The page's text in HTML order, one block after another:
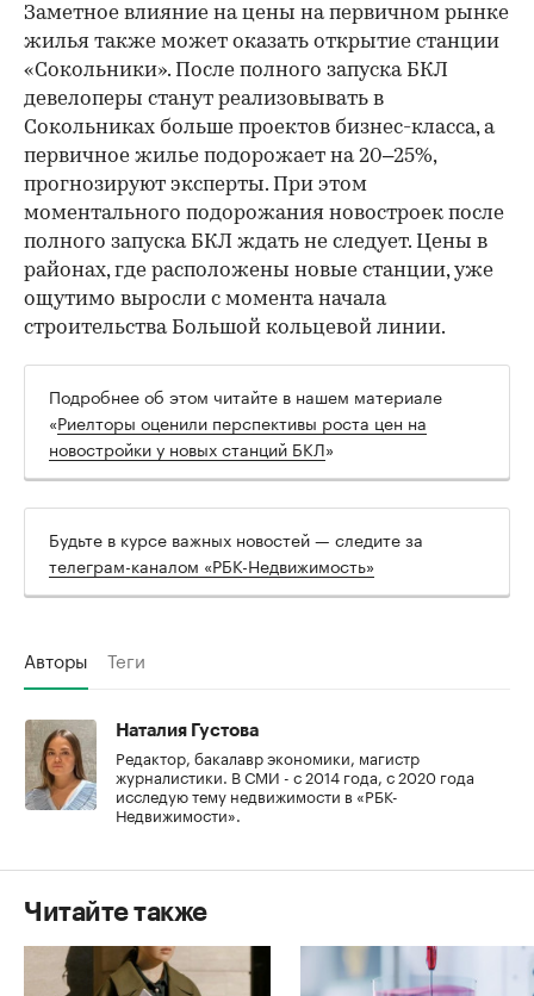
Заметное влияние на цены на первичном рынке
жилья также может оказать открытие станции
«Сокольники». После полного запуска БКЛ
девелоперы станут реализовывать в
Сокольниках больше проектов бизнес-класса, а
первичное жилье подорожает на 20–25%,
прогнозируют эксперты. При этом
моментального подорожания новостроек после
полного запуска БКЛ ждать не следует. Цены в
районах, где расположены новые станции, уже
ощутимо выросли с момента начала
строительства Большой кольцевой линии.
Подробнее об этом читайте в нашем материале
«Риелторы оценили перспективы роста цен на
новостройки у новых станций БКЛ»
Будьте в курсе важных новостей — следите за
телеграм-каналом «РБК-Недвижимость»
Авторы Теги
Наталия Густова
Редактор, бакалавр экономики, магистр
журналистики. В СМИ - с 2014 года, с 2020 года
исследую тему недвижимости в «РБК-
Недвижимости».
Читайте также